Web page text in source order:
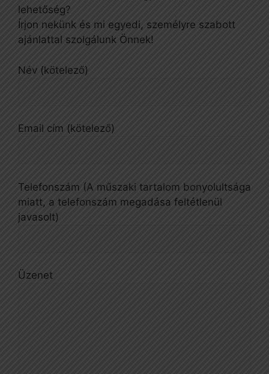
lehetőség?
Írjon nekünk és mi egyedi, személyre szabott
ajánlattal szolgálunk Önnek!
Név (kötelező)
Email cím (kötelező)
Telefonszám (A műszaki tartalom bonyolultsága
miatt, a telefonszám megadása feltétlenül
javasolt)
Üzenet